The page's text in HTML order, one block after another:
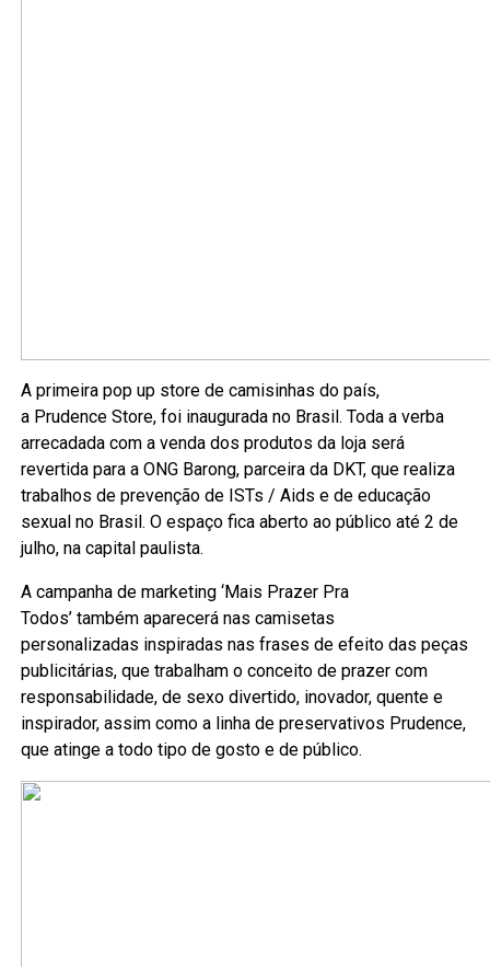
A primeira pop up store de camisinhas do país,
a Prudence Store, foi inaugurada no Brasil. Toda a verba
arrecadada com a venda dos produtos da loja será
revertida para a ONG Barong, parceira da DKT, que realiza
trabalhos de prevenção de ISTs / Aids e de educação
sexual no Brasil. O espaço fica aberto ao público até 2 de
julho, na capital paulista.
A campanha de marketing ‘Mais Prazer Pra
Todos’ também aparecerá nas camisetas
personalizadas inspiradas nas frases de efeito das peças
publicitárias, que trabalham o conceito de prazer com
responsabilidade, de sexo divertido, inovador, quente e
inspirador, assim como a linha de preservativos Prudence,
que atinge a todo tipo de gosto e de público.